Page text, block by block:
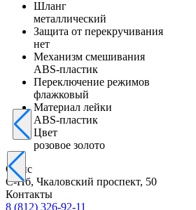
Шланг
металлический
Защита от перекручивания
нет
Механизм смешивания
ABS-пластик
Переключение режимов
флажковый
Материал лейки
ABS-пластик
Цвет
розовое золото
Офис
С-Пб, Чкаловский проспект, 50
Контакты
8 (812) 326-92-11